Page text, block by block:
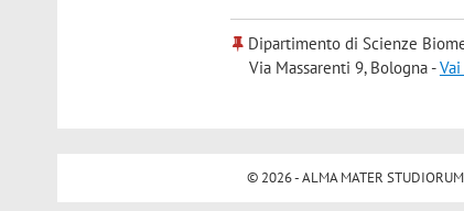
Dipartimento di Scienze
Via Massarenti 9, Bologna -
© 2026 - ALMA MATER